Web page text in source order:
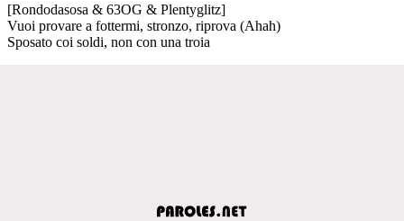
[Rondodasosa & 63OG & Plentyglitz]
Vuoi provare a fottermi, stronzo, riprova (Ahah)
Sposato coi soldi, non con una troia